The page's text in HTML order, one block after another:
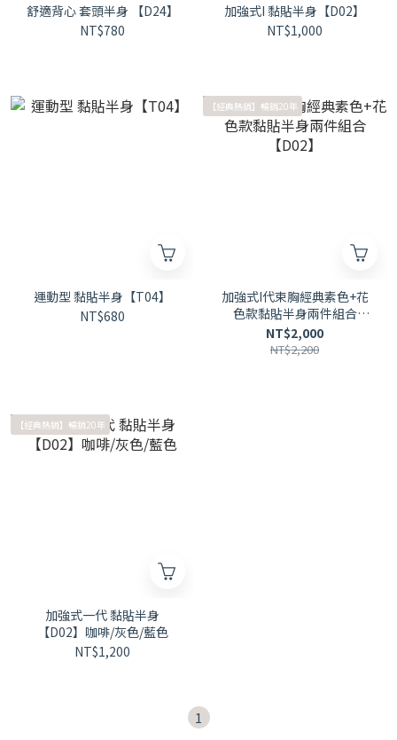
舒適背心 套頭半身 【D24】
NT$780
加強式I 黏貼半身【D02】
NT$1,000
運動型 黏貼半身【T04】
NT$680
【經典熱銷】暢銷20年
加強式I代束胸經典素色+花
色款黏貼半身兩件組合
【D02】
NT$2,000
NT$2,200
【經典熱銷】暢銷20年
加強式一代 黏貼半身
【D02】咖啡/灰色/藍色
NT$1,200
1